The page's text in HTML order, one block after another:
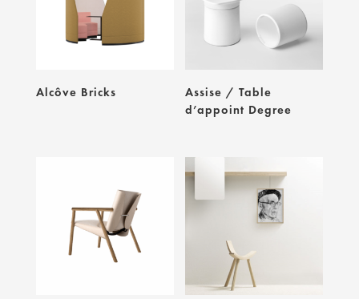
Alcôve Bricks
Assise / Table
d’appoint Degree